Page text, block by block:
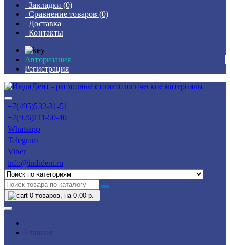
Закладки (0)
Сравнение товаров (0)
Доставка
Контакты
Авторизация
Регистрация
+7(495)532-31-51
+7(926)111-50-40
Whatsapp
Telegram
Viber
info@indident.ru
0 товаров, на 0.00 р.
Главная